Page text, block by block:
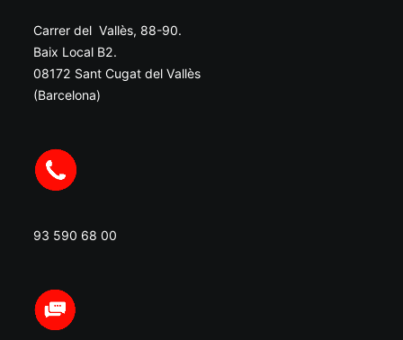
Carrer del Vallès, 88-90.
Baix Local B2.
08172 Sant Cugat del Vallès
(Barcelona)
93 590 68 00